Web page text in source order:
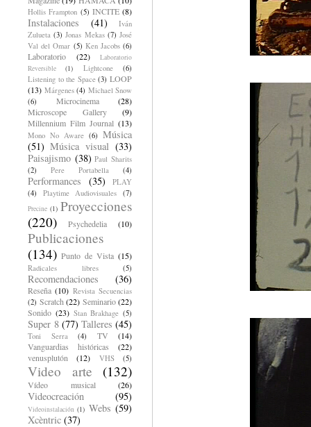
Hollis Frampton (5) INCITE (8)
Instalaciones (41)
Iván
Zulueta (3) Jonas Mekas (7) José
Val del Omar (5) Ken Jacobs (6)
Laboratorio (22)
Laboratorio
Reversible
(1) Lightcone
(6)
Listening to the Space (3) LOOP
(13) Márgenes (4) Michael Snow
(6)
Microcinema
(28)
Microscope Gallery
(9)
Millennium Film Journal (13)
Mono No Aware (6) Música
(51) Música visual (33)
Paisajismo (38) Paul Sharits
(2)
Pere Portabella (4)
Performances (35)
PLAY
(4)
Playtime Audiovisuales (7)
Precine (1) Proyecciones
(220)
Psychedelia (10)
Publicaciones
(134) Punto de Vista (15)
Radicales libres (5)
Recomendaciones (36)
Reseña (10) Revista Secuencias
(2) Scratch (22) Seminario (22)
Sonido (23) Stan Brakhage (5)
Super 8 (77) Talleres (45)
Toni Serra (4) TV
(14)
Vanguardias históricas
(22)
venusplutón
(12) VHS (5)
Video arte (132)
Vídeo musical (26)
Videocreación (95)
Videoinstalación (1) Webs (59)
Xcèntric (37)